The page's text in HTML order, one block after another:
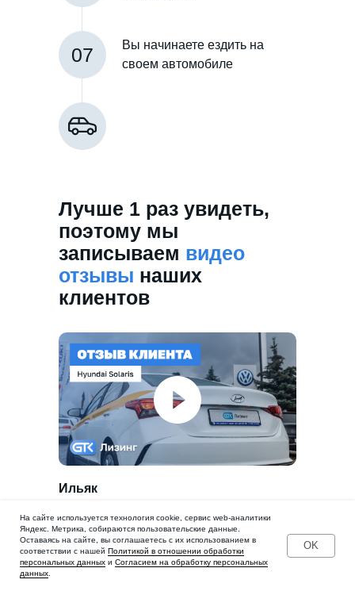
07
Вы начинаете ездить на
своем автомобиле
Лучше 1 раз увидеть,
поэтому мы
записываем видео
отзывы наших
клиентов
Ильяк
На сайте используется технология cookie, сервис web-аналитики
Яндекс. Метрика, собираются пользовательские данные.
Оставаясь на сайте, вы соглашаетесь с их использованием в
соответствии с нашей Политикой в отношении обработки
персональных данных и Согласием на обработку персональных
данных
OK